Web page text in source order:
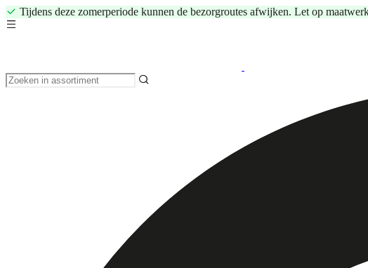
Tijdens deze zomerperiode kunnen de bezorgroutes afwijken. Let op